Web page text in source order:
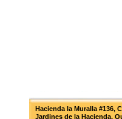
Hacienda la Muralla #136,
Jardines de la Hacienda.